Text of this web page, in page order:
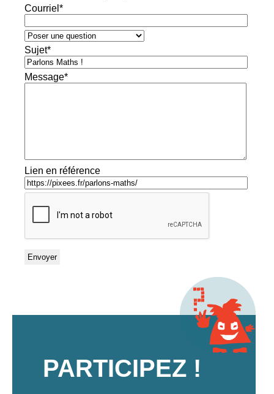
Courriel *
Sujet*
Message*
Lien en référence
PARTICIPEZ !